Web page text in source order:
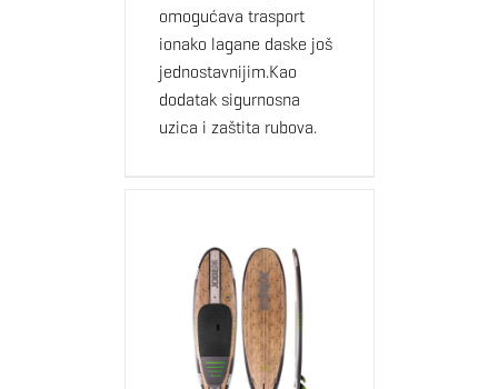
omogućava trasport
ionako lagane daske još
jednostavnijim.Kao
dodatak sigurnosna
uzica i zaštita rubova.